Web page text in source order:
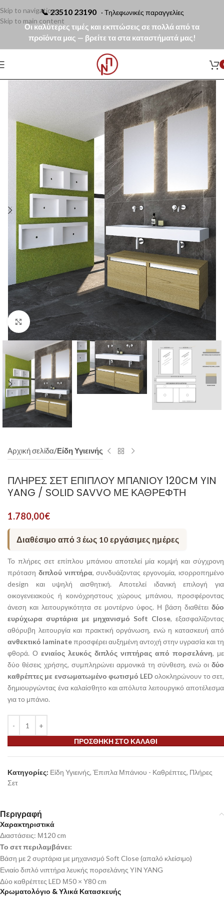
📞23510 23190 · Τηλεφωνικές παραγγελίες
Οι καλύτερες τιμές και εκπτώσεις σε πολλά από τα
προϊόντα μας — βρείτε τα στα καταστήματά μας!
Skip to navigation
Skip to main content
Click to enlarge
Αρχική σελίδα Είδη Υγιεινής
ΠΛΉΡΕΣ ΣΕΤ ΕΠΊΠΛΟΥ ΜΠΆΝΙΟΥ 120CM YIN
YANG / SOLID SAVVO ΜΕ ΚΑΘΡΈΦΤΗ
1.780,00€
Διαθέσιμο από 3 έως 10 εργάσιμες ημέρες
Το πλήρες σετ επίπλου μπάνιου αποτελεί μία κομψή και σύγχρονη
πρόταση διπλού νιπτήρα, συνδυάζοντας εργονομία, ισορροπημένο
design και υψηλή αισθητική. Αποτελεί ιδανική επιλογή για
οικογενειακούς ή κοινόχρηστους χώρους μπάνιου, προσφέροντας
άνεση και λειτουργικότητα σε μοντέρνο ύφος. Η βάση διαθέτει δύο
ευρύχωρα συρτάρια με μηχανισμό Soft Close, εξασφαλίζοντας
αθόρυβη λειτουργία και πρακτική οργάνωση, ενώ η κατασκευή από
ανθεκτικό laminateπροσφέρει αυξημένη αντοχή στην υγρασία και τη
φθορά. Ο ενιαίος λευκός διπλός νιπτήρας από πορσελάνη, με
δύο θέσεις χρήσης, συμπληρώνει αρμονικά τη σύνθεση, ενώ οι δύο
καθρέπτες με ενσωματωμένο φωτισμό LED ολοκληρώνουν το σετ,
δημιουργώντας ένα καλαίσθητο και απόλυτα λειτουργικό αποτέλεσμα
για το μπάνιο.
ΠΡΟΣΘΉΚΗ ΣΤΟ ΚΑΛΆΘΙ
Κατηγορίες: Είδη Υγιεινής, Έπιπλα Μπάνιου - Καθρέπτες, Πλήρες
Σετ
Περιγραφή
Χαρακτηριστικά
Διαστάσεις: Μ120 cm
Το σετ περιλαμβάνει:
Βάση με 2 συρτάρια με μηχανισμό Soft Close (απαλό κλείσιμο)
Ενιαίο διπλό νιπτήρα λευκής πορσελάνης YIN YANG
Δύο καθρέπτες LED Μ50 × Υ80 cm
Χρωματολόγιο & Υλικά Κατασκευής